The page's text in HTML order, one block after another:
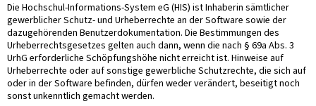
Die Hochschul-Informations-System eG (HIS) ist Inhaberin sämtlicher
gewerblicher Schutz- und Urheberrechte an der Software sowie der
dazugehörenden Benutzerdokumentation. Die Bestimmungen des
Urheberrechtsgesetzes gelten auch dann, wenn die nach § 69a Abs. 3
UrhG erforderliche Schöpfungshöhe nicht erreicht ist. Hinweise auf
Urheberrechte oder auf sonstige gewerbliche Schutzrechte, die sich auf
oder in der Software befinden, dürfen weder verändert, beseitigt noch
sonst unkenntlich gemacht werden.